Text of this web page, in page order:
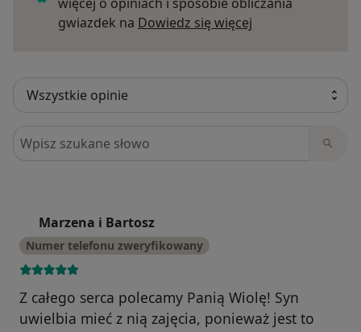
więcej o opiniach i sposobie obliczania
gwiazdek na Dowiedz się więcej
Szukaj w opiniach
Marzena i Bartosz
Numer telefonu zweryfikowany
Z całego serca polecamy Panią Wiolę! Syn
uwielbia mieć z nią zajęcia, ponieważ jest to